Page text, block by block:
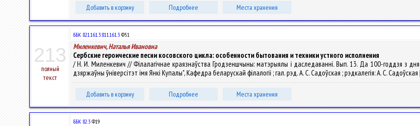
Добавить в корзину Подробнее Места хранения
213
полный
текст
ББК 821.161.3:811.161.3 Ф51
Миленкевич, Наталья Ивановна
Сербские героические песни косовского цикла: особенности бытования и техники устного исполнения
/ Н. И. Миленкевич // Філалагічнае краязнаўства Гродзеншчыны: матэрыялы і даследаванні. Вып. 13. Да 100-годдзя з
дзяржаўны ўніверсітэт імя Янкі Купалы", Кафедра беларускай філалогіі ; гал. рэд. А. С. Садоўская ; рэдкалегія: А. С.
Добавить в корзину Подробнее Места хранения
ББК 82.3 Ф19